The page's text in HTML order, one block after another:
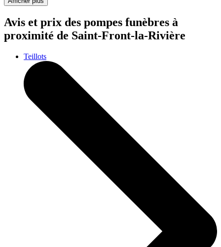
Avis et prix des pompes funèbres à
proximité de Saint-Front-la-Rivière
Teillots